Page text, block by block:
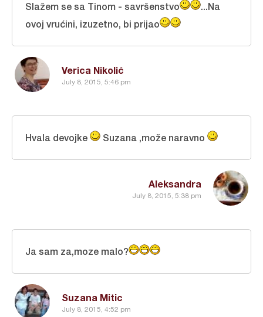
Verica Nikolić
July 8, 2015, 5:46 pm
Slažem se sa Tinom - savršenstvo
...Na
ovoj vrućini, izuzetno, bi prijao
Aleksandra
July 8, 2015, 5:38 pm
Hvala devojke Suzana ,može naravno
Suzana Mitic
July 8, 2015, 4:52 pm
Ja sam za,moze malo?